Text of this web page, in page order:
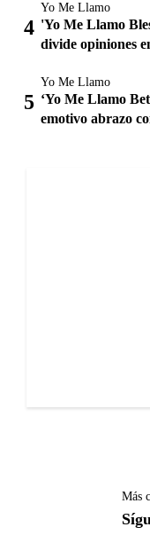
Yo Me Llamo
'Yo Me Llamo
divide opiniones
Yo Me Llamo
‘Yo Me Llamo
emotivo abrazo
Más